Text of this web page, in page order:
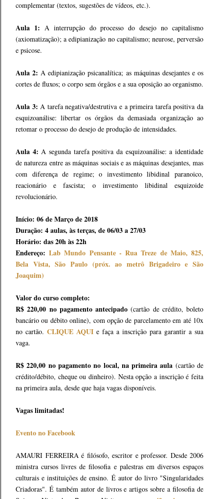
complementar (textos, sugestões de vídeos, etc.).
Aula 1: A interrupção do processo do desejo no capitalismo
(axiomatização); a edipianização no capitalismo; neurose, perversão
e psicose.
Aula 2: A edipianização psicanalítica; as máquinas desejantes e os
cortes de fluxos; o corpo sem órgãos e a sua oposição ao organismo.
Aula 3:A tarefa negativa/destrutiva e a primeira tarefa positiva da
esquizoanálise: libertar os órgãos da demasiada organização ao
retomar o processo do desejo de produção de intensidades.
Aula 4:A segunda tarefa positiva da esquizoanálise: a identidade
de natureza entre as máquinas sociais e as máquinas desejantes, mas
com diferença de regime; o investimento libidinal paranoico,
reacionário e fascista; o investimento libidinal esquizoide
revolucionário.
Início: 06 de Março de 2018
Duração: 4 aulas, às terças, de 06/03 a 27/03
Horário: das 20h às 22h
Endereço:Lab Mundo Pensante - Rua Treze de Maio, 825,
Bela Vista, São Paulo (próx. ao metrô Brigadeiro e São
Joaquim)
Valor do curso completo:
R$ 220,00 no pagamento antecipado (cartão de crédito, boleto
bancário ou débito online), com opção de parcelamento em até 10x
no cartão. CLIQUE AQUI e faça a inscrição para garantir a sua
vaga.
R$ 220,00 no pagamento no local, na primeira aula (cartão de
crédito/débito, cheque ou dinheiro). Nesta opção a inscrição é feita
na primeira aula, desde que haja vagas disponíveis.
Vagas limitadas!
Evento no Facebook
AMAURI FERREIRA é filósofo, escritor e professor. Desde 2006
ministra cursos livres de filosofia e palestras em diversos espaços
culturais e instituições de ensino. É autor do livro "Singularidades
Criadoras". É também autor de livros e artigos sobre a filosofia de